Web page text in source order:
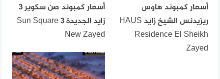
أسعار كمبوند هاوس
ريزيدنس الشيخ زايد HAUS
Residence El Sheikh
Zayed
أسعار كمبوند صن سكوير 3
زايد الجديدة Sun Square 3
New Zayed